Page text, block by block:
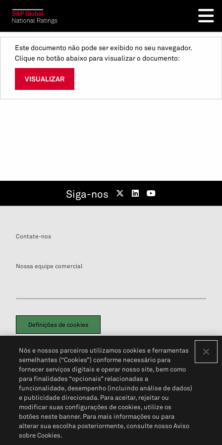
Este documento não pode ser exibido no seu navegador.
Clique no botão abaixo para visualizar o documento:
VISUALIZAR
Siga-nos
Contate-nos
Nossa equipe comercial
Definições de cookies
Política de PrivacidadePortal de privacidade do cliente (em inglês)
Não Venda Minhas Informações Pessoais© 2026 S&P Global
Nós e nossos parceiros utilizamos cookies e ferramentas
semelhantes (“Cookies”) conforme necessário para
fornecer serviços digitais e operar nosso site, bem como
para finalidades “opcionais” relacionadas a
funcionalidade, desempenho (incluindo análise de dados)
e publicidade direcionada. Para aceitar, rejeitar ou
modificar suas configurações de cookies, utilize os
botões neste banner. Para mais informações ou para
alterar sua escolha posteriormente, consulte nosso Aviso
sobre Cookies.